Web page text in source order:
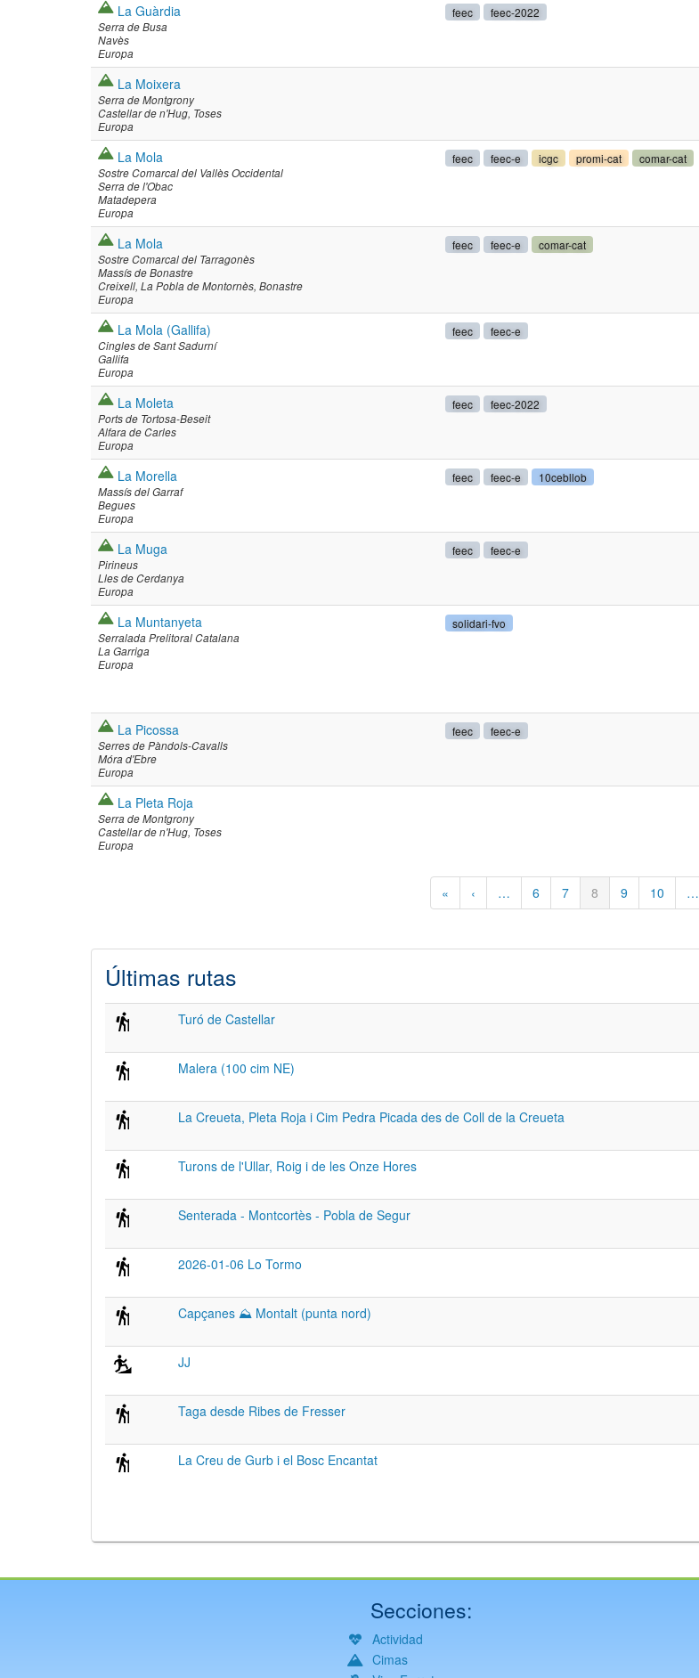
La Guàrdia
Serra de Busa
Navès
Europa
feec feec-2022
La Moixera
Serra de Montgrony
Castellar de n'Hug Toses
Europa
La Mola
Sostre Comarcal del Vallès Occidental
Serra de l'Obac
Matadepera
Europa
feec feec-e icgc promi-cat comar-cat
La Mola
Sostre Comarcal del Tarragonès
Massís de Bonastre
Creixell La Pobla de Montornès Bonastre
Europa
feec feec-e comar-cat
La Mola (Gallifa)
Cingles de Sant Sadurní
Gallifa
Europa
feec feec-e
La Moleta
Ports de Tortosa-Beseit
Alfara de Carles
Europa
feec feec-2022
La Morella
Massís del Garraf
Begues
Europa
feec feec-e 10cebllob
La Muga
Pirineus
Lles de Cerdanya
Europa
feec feec-e
La Muntanyeta
Serralada Prelitoral Catalana
La Garriga
Europa
solidari-fvo
La Picossa
Serres de Pàndols-Cavalls
Móra d'Ebre
Europa
feec feec-e
La Pleta Roja
Serra de Montgrony
Castellar de n'Hug Toses
Europa
Primera
página
«
Página
anterior
‹ … Página
6 Página
7
Página
actual
8 Página
9 Página
10 …
Últimas rutas
Turó de Castellar
Malera (100 cim NE)
La Creueta, Pleta Roja i Cim Pedra Picada des de Coll de la Creueta
Turons de l'Ullar, Roig i de les Onze Hores
Senterada - Montcortès - Pobla de Segur
2026-01-06 Lo Tormo
Capçanes ⛰ Montalt (punta nord)
JJ
Taga desde Ribes de Fresser
La Creu de Gurb i el Bosc Encantat
Secciones:
Actividad
Cimas